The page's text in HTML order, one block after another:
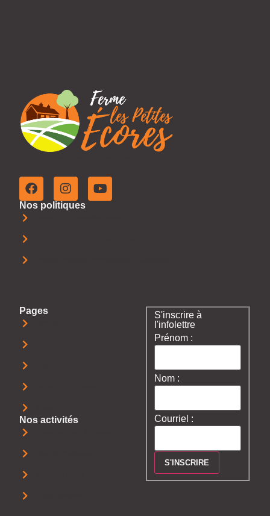
Nos politiques
Pages
Nos activités
S'inscrire à
l'infolettre
Prénom :
Nom :
Courriel :